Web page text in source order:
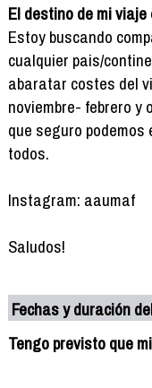
El destino de mi viaje
Estoy buscando
cualquier pais/
abaratar costes del
noviembre- febrero
que seguro
todos.
Instagram: aaumaf
Saludos!
Fechas y duración
Tengo previsto que